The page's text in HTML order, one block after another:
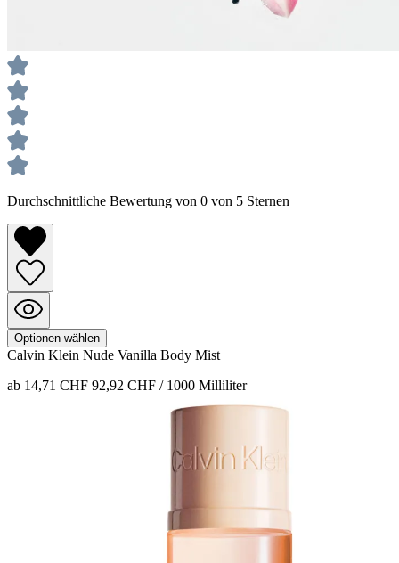
Durchschnittliche Bewertung von 0 von 5 Sternen
Optionen wählen
Calvin Klein Nude Vanilla Body Mist
ab 14,71 CHF 92,92 CHF / 1000 Milliliter